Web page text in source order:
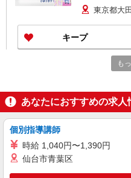
（月収例）
東京都大
キープ
保育士
時給：
給＞ ※給
キープ
も
あなたにおすすめの求人
個別指導講師
時給 1,040円〜1,390円
仙台市青葉区